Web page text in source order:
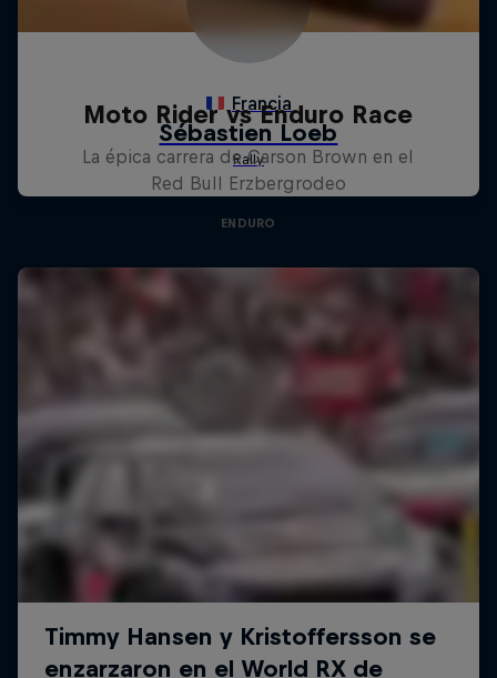
Moto Rider vs Enduro Race
La épica carrera de Carson Brown en el
Red Bull Erzbergrodeo
ENDURO